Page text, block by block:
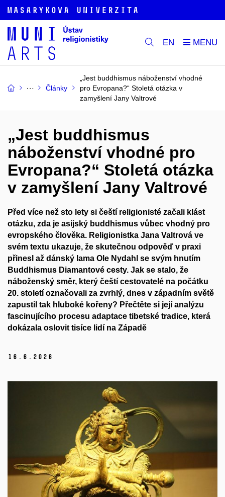
EN
Články
„Jest buddhismus náboženství vhodné
pro Evropana?“ Stoletá otázka v
zamyšlení Jany Valtrové
„Jest buddhismus
náboženství vhodné pro
Evropana?“ Stoletá otázka
v zamyšlení Jany Valtrové
Před více než sto lety si čeští religionisté začali klást
otázku, zda je asijský buddhismus vůbec vhodný pro
evropského člověka. Religionistka Jana Valtrová ve
svém textu ukazuje, že skutečnou odpověď v praxi
přinesl až dánský lama Ole Nydahl se svým hnutím
Buddhismus Diamantové cesty. Jak se stalo, že
náboženský směr, který čeští cestovatelé na počátku
20. století označovali za zvrhlý, dnes v západním světě
zapustil tak hluboké kořeny? Přečtěte si její analýzu
fascinujícího procesu adaptace tibetské tradice, která
dokázala oslovit tisíce lidí na Západě
16. 6. 2026